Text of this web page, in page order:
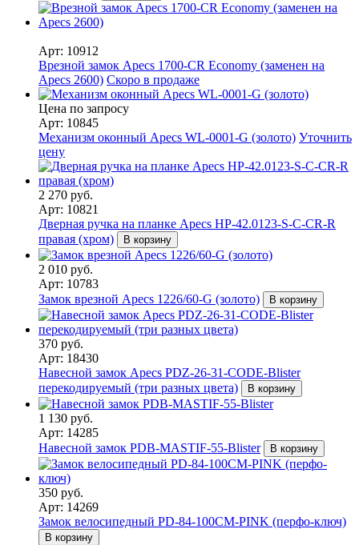
Арт: 10912
Врезной замок Apecs 1700-CR Economy (заменен на
Apecs 2600) Скоро в продаже
Цена по запросу
Арт: 10845
Механизм оконный Apecs WL-0001-G (золото) Уточнить
цену
2 270 руб.
Арт: 10821
Дверная ручка на планке Apecs HP-42.0123-S-C-CR-R
правая (хром)
В корзину
2 010 руб.
Арт: 10783
Замок врезной Apecs 1226/60-G (золото)
В корзину
370 руб.
Арт: 18430
Навесной замок Apecs PDZ-26-31-CODE-Blister
перекодируемый (три разных цвета)
В корзину
1 130 руб.
Арт: 14285
Навесной замок PDB-MASTIF-55-Blister
В корзину
350 руб.
Арт: 14269
Замок велосипедный PD-84-100CM-PINK (перфо-ключ)
В корзину